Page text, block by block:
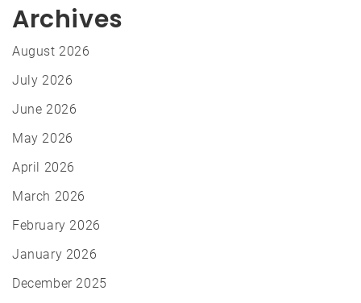
Archives
August 2026
July 2026
June 2026
May 2026
April 2026
March 2026
February 2026
January 2026
December 2025